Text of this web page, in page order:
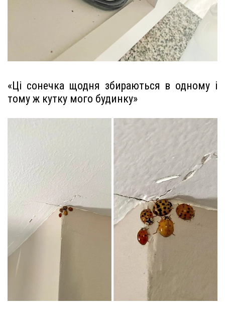
«Ці сонечка щодня збираються в одному і
тому ж кутку мого будинку»